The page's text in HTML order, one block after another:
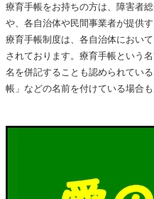
療育手帳のメリット
療育手帳のデメリット
療育手帳をお持ちの方は、障害者
や、各自治体や民間事業者が提供
療育手帳制度は、各自治体におい
されております。療育手帳という
名を併記することも認められてい
帳」などの名前を付けている場合も